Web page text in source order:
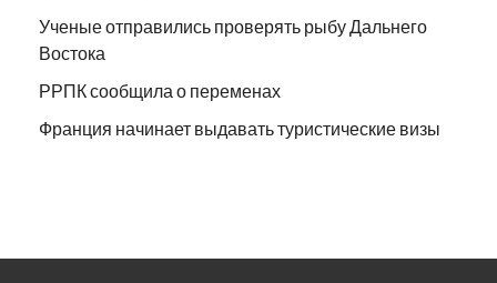
Ученые отправились проверять рыбу Дальнего
Востока
РРПК сообщила о переменах
Франция начинает выдавать туристические визы